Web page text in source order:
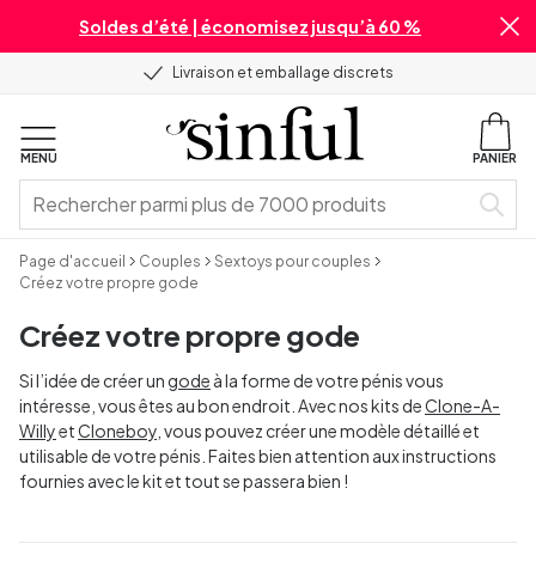
Soldes d’été | économisez jusqu’à 60 %
Livraison et emballage discrets
MENU PANIER
Page d'accueil Couples
Sextoys pour couples
Créez votre propre gode
Créez votre propre gode
Si l’idée de créer un gode à la forme de votre pénis vous
intéresse, vous êtes au bon endroit. Avec nos kits deClone-A-
WillyetCloneboy , vous pouvez créer une modèle détaillé et
utilisable de votre pénis. Faites bien attention aux instructions
fournies avec le kit et tout se passera bien !